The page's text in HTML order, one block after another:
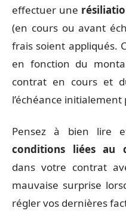
effectuer une
(en cours ou avant
frais soient appliqués.
en fonction du
contrat en cours et
l’échéance initialement
Pensez à bien lire
conditions liées au
dans votre contrat
mauvaise surprise
régler vos dernières